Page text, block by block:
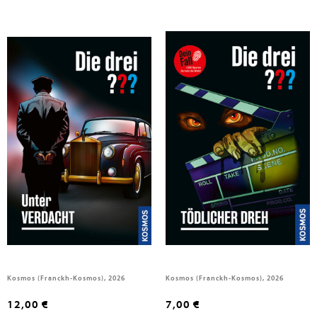
Sonnleitner, Marco
Die drei ??? Unter Verdacht
Kosmos (Franckh-Kosmos), 2026
12,00 €
Sonnleitner, Marco
Die drei ??? Dein Fall, Tödlicher
Kosmos (Franckh-Kosmos), 2026
7,00 €